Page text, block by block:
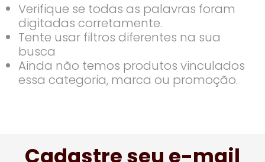
Verifique se todas as palavras foram
digitadas corretamente.
Tente usar filtros diferentes na sua
busca
Ainda não temos produtos vinculados
essa categoria, marca ou promoção.
Cadastre seu e-mail